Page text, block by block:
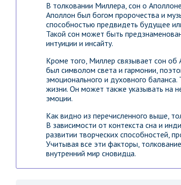
В толковании Миллера, сон о
Аполлон был богом пророчества и
способностью предвидеть будущее
Такой сон может быть
интуиции и инсайту.
Кроме того, Миллер связывает сон
был символом света и гармонии,
эмоционального и духовного
жизни. Он может также указывать на
эмоции.
Как видно из перечисленного выше,
В зависимости от контекста сна и
развитии творческих способностей,
Учитывая все эти факторы,
внутренний мир сновидца.